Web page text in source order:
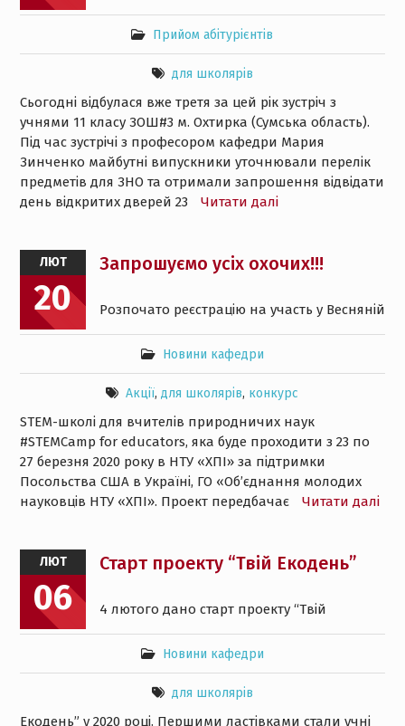
Прийом абітурієнтів
для школярів
Сьогодні відбулася вже третя за цей рік зустріч з
учнями 11 класу ЗОШ#3 м. Охтирка (Сумська область).
Під час зустрічі з професором кафедри Мария
Зинченко майбутні випускники уточнювали перелік
предметів для ЗНО та отримали запрошення відвідати
день відкритих дверей 23
Читати далі
ЛЮТ
20
Запрошуємо усіх охочих!!!
Новини кафедри
Акції,для школярів, конкурс
Розпочато реєстрацію на участь у Весняній
STEM-школі для вчителів природничих наук
#STEMCamp for educators, яка буде проходити з 23 по
27 березня 2020 року в НТУ «ХПІ» за підтримки
Посольства США в Україні, ГО «Об’єднання молодих
науковців НТУ «ХПІ». Проект передбачає
Читати далі
ЛЮТ
06
Старт проекту “Твій Екодень”
Новини кафедри
для школярів
4 лютого дано старт проекту “Твій
Екодень” у 2020 році. Першими ластівками стали учні